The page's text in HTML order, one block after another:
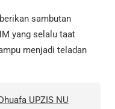
sambutan
yang selalu taat
menjadi teladan
UPZIS NU